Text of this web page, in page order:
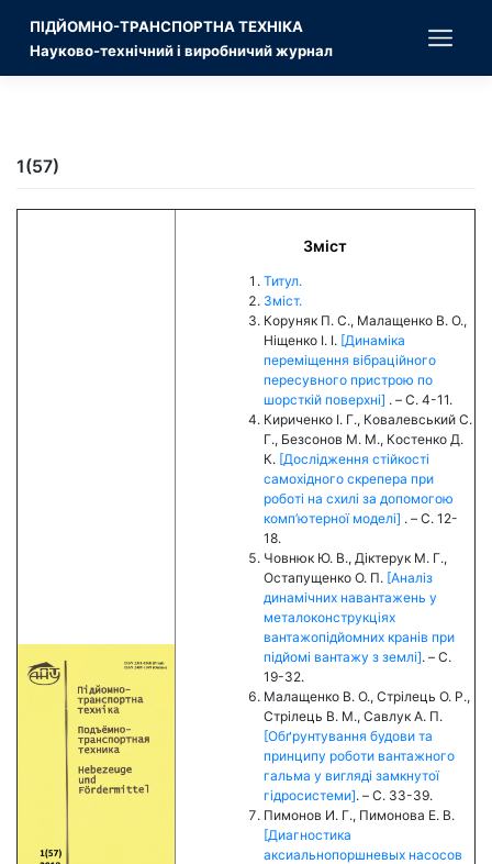
content
ПІДЙОМНО-ТРАНСПОРТНА ТЕХНІКА
Науково-технічний і виробничий журнал
1(57)
Зміст
Титул.
Зміст.
Коруняк П. С., Малащенко В. О.,
Ніщенко І. І. [Динаміка
переміщення вібраційного
пересувного пристрою по
шорсткій поверхні] . – C. 4-11.
Кириченко І. Г., Ковалевський С.
Г., Безсонов М. М., Костенко Д.
К. [Дослідження стійкості
самохідного скрепера при
роботі на схилі за допомогою
комп’ютерної моделі] . – C. 12-
18.
Човнюк Ю. В., Діктерук М. Г.,
Остапущенко О. П. [Аналіз
динамічних навантажень у
металоконструкціях
вантажопідйомних кранів при
підйомі вантажу з землі]. – C.
19-32.
Малащенко В. О., Стрілець О. Р.,
Стрілець В. М., Савлук А. П.
[Обґрунтування будови та
принципу роботи вантажного
гальма у вигляді замкнутої
гідросистеми]. – C. 33-39.
Пимонов И. Г., Пимонова Е. В.
[Диагностика
аксиальнопоршневых насосов